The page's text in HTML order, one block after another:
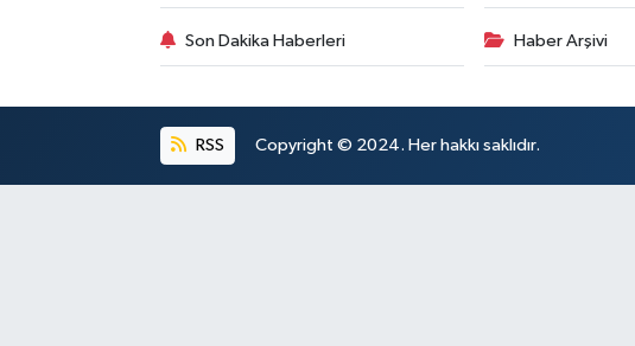
Son Dakika Haberleri Haber Arşivi
RSS Copyright © 2024. Her hakkı saklıdır.